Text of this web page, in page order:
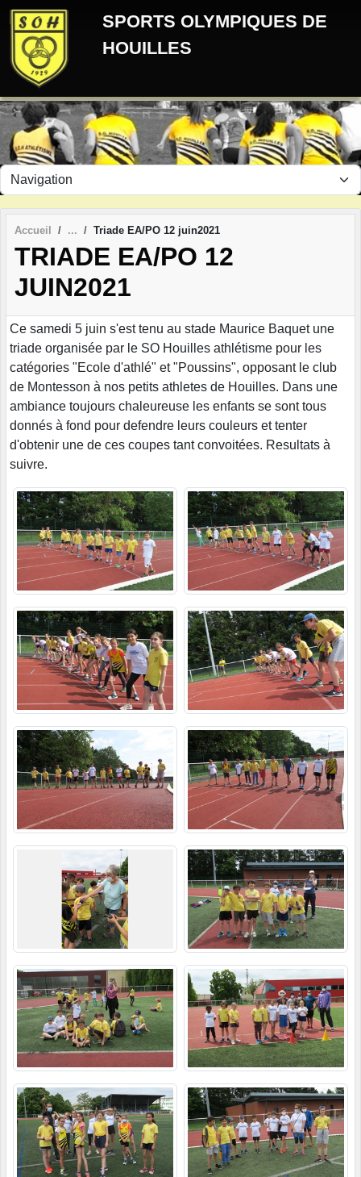
SPORTS OLYMPIQUES DE
HOUILLES
Accueil Triade EA/PO 12 juin2021
TRIADE EA/PO 12
JUIN2021
Ce samedi 5 juin s'est tenu au stade Maurice Baquet une
triade organisée par le SO Houilles athlétisme pour les
catégories "Ecole d'athlé" et "Poussins", opposant le club
de Montesson à nos petits athletes de Houilles. Dans une
ambiance toujours chaleureuse les enfants se sont tous
donnés à fond pour defendre leurs couleurs et tenter
d'obtenir une de ces coupes tant convoitées. Resultats à
suivre.
Panneau de gestion des cookies